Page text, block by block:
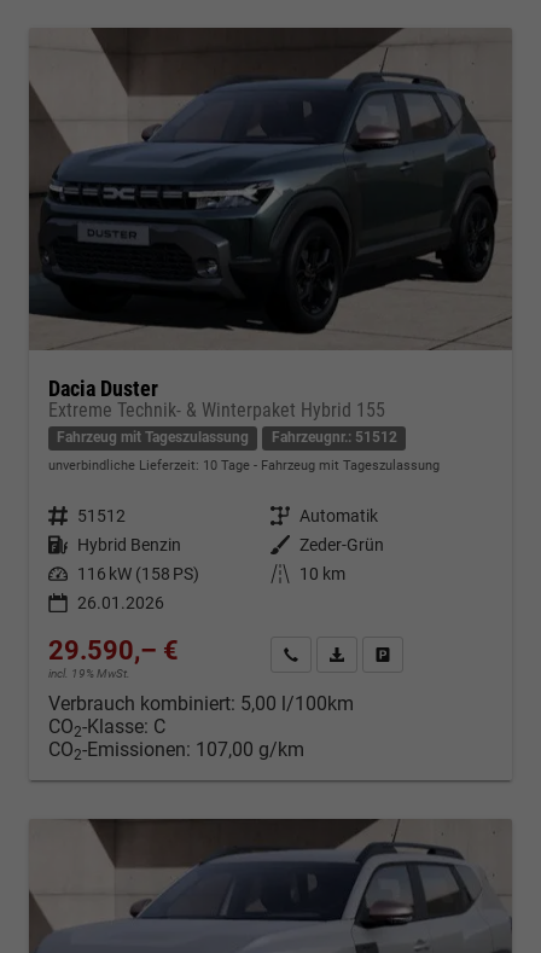
Dacia Duster
Extreme Technik- & Winterpaket Hybrid 155
Fahrzeug mit Tageszulassung Fahrzeugnr.: 51512
unverbindliche Lieferzeit: 10 Tage Fahrzeug mit Tageszulassung
Fahrzeugnr. 51512 Getriebe Automatik
Kraftstoff Hybrid Benzin Außenfarbe Zeder-Grün
Leistung 116 kW (158 PS) Kilometerstand
10 km
26.01.2026
29.590,– €
incl. 19% MwSt.
Kontakt & Angebot anfordern
PDF-Datei, Fahrzeugexposé
Verbrauch kombiniert: 5,00 l/100km
CO2-Klasse: C
CO2-Emissionen: 107,00 g/km